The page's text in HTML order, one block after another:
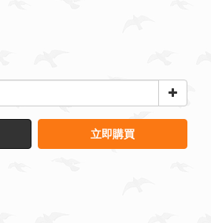
立即購買